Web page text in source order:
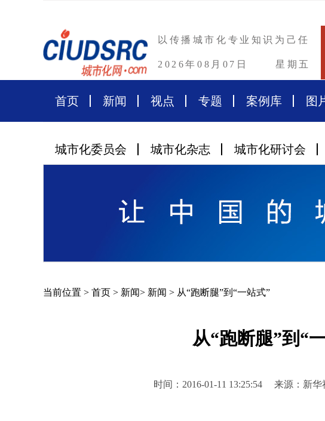
以传播城市化专业知识为己任
2026年08月07日 星期五
首页 新闻 视点 专题 案例库 图
城市化委员会 城市化杂志 城市化研讨会
当前位置 > 首页 > 新闻> 新闻 > 从“跑断腿”到“一站式”
从“跑断腿”到“
时间：2016-01-11 13:25:54 来源：